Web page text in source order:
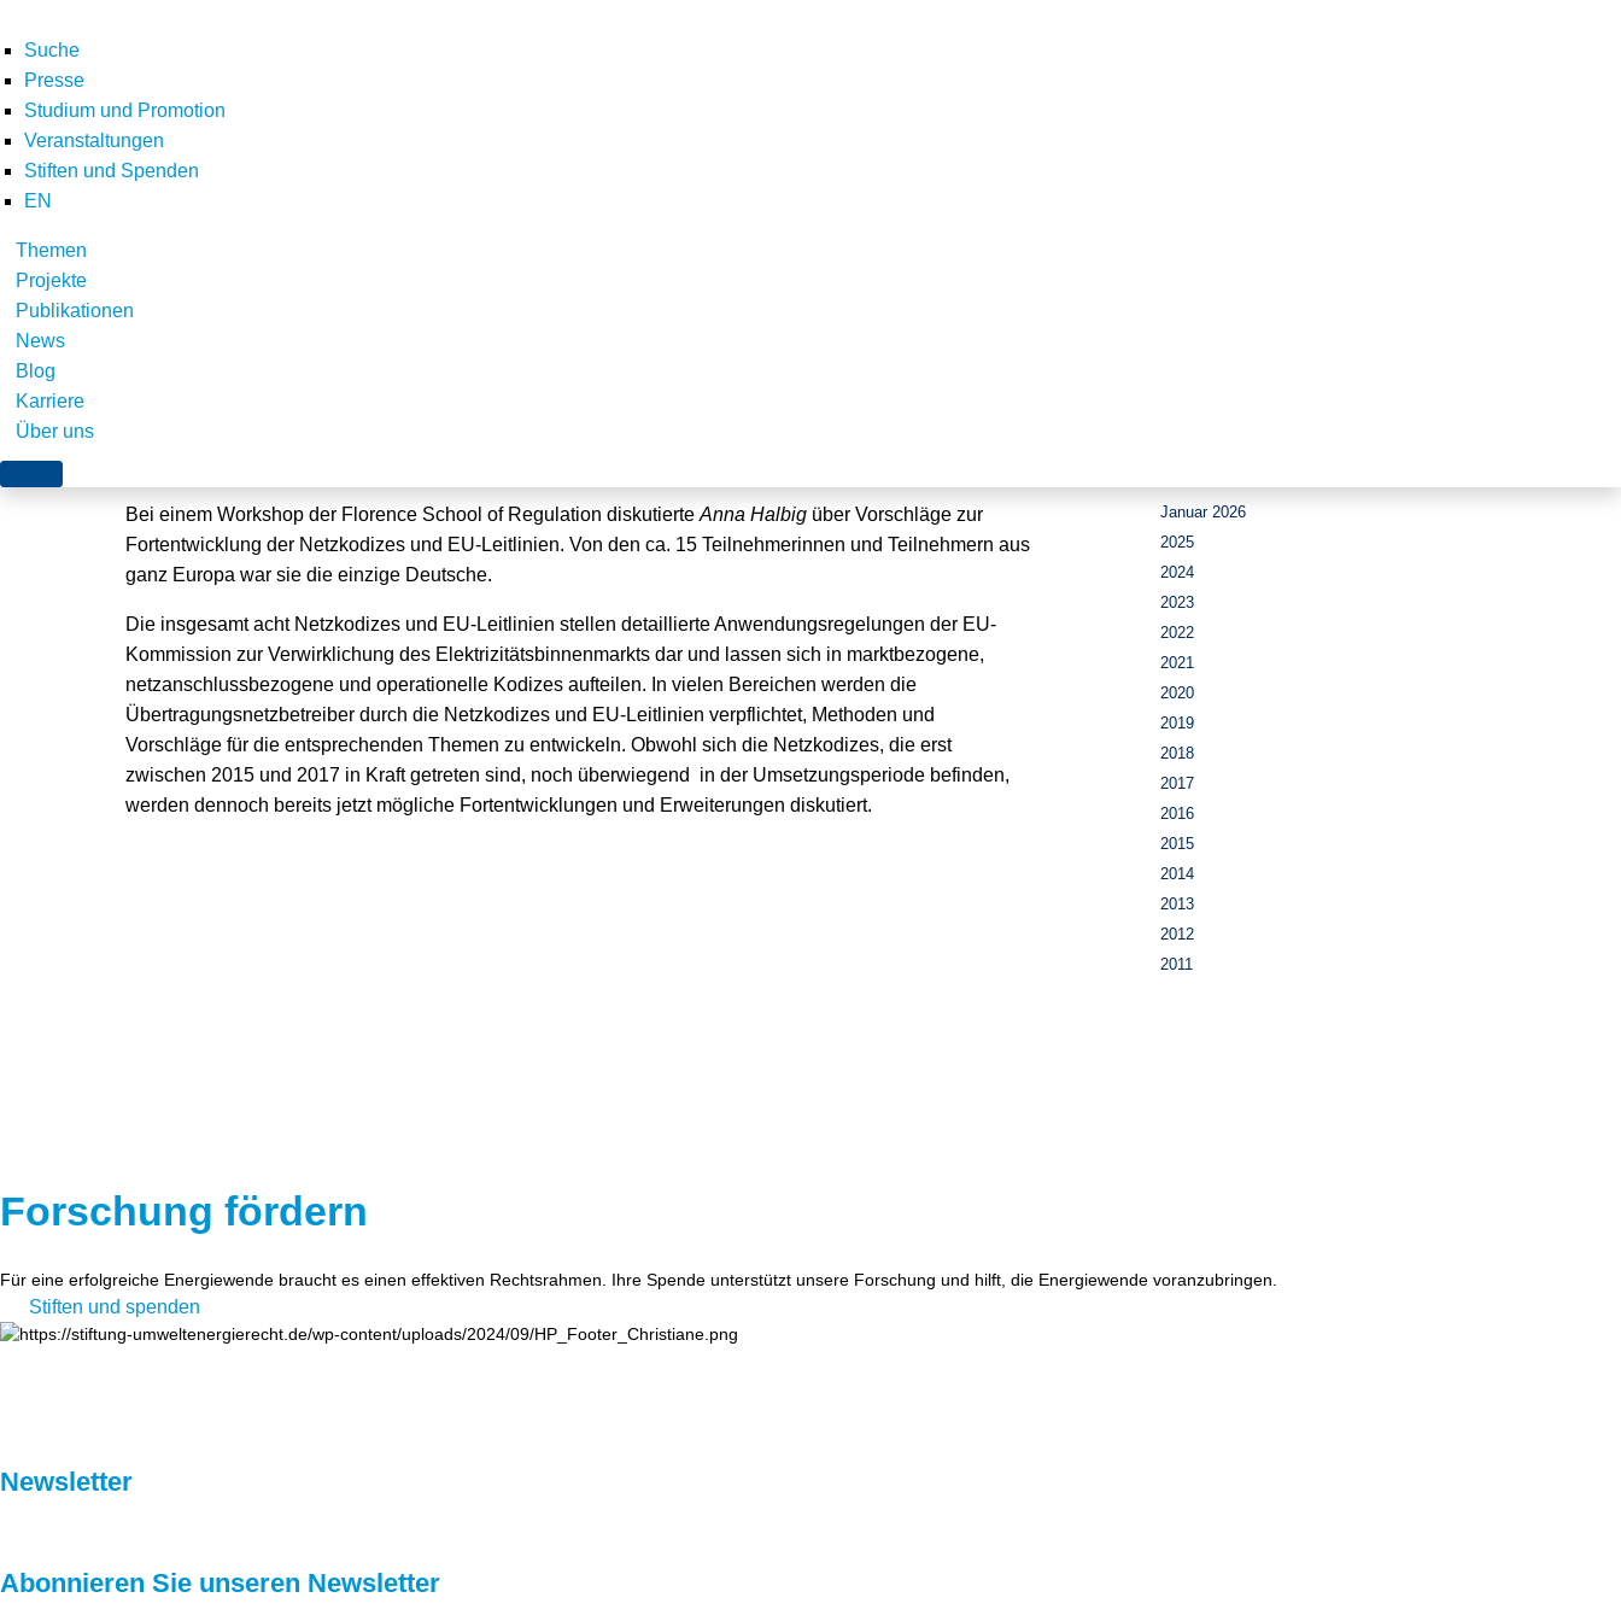
Suche
Presse
Studium und Promotion
Veranstaltungen
Stiften und Spenden
EN
Themen
Projekte
Publikationen
News
Blog
Karriere
Über uns
Netzkodizes
Bei einem Workshop der Florence School of Regulation diskutierte Anna Halbig über Vorschläge zur
Fortentwicklung der Netzkodizes und EU-Leitlinien. Von den ca. 15 Teilnehmerinnen und Teilnehmern aus
ganz Europa war sie die einzige Deutsche.
Die insgesamt acht Netzkodizes und EU-Leitlinien stellen detaillierte Anwendungsregelungen der EU-
Kommission zur Verwirklichung des Elektrizitätsbinnenmarkts dar und lassen sich in marktbezogene,
netzanschlussbezogene und operationelle Kodizes aufteilen. In vielen Bereichen werden die
Übertragungsnetzbetreiber durch die Netzkodizes und EU-Leitlinien verpflichtet, Methoden und
Vorschläge für die entsprechenden Themen zu entwickeln. Obwohl sich die Netzkodizes, die erst
zwischen 2015 und 2017 in Kraft getreten sind, noch überwiegend in der Umsetzungsperiode befinden,
werden dennoch bereits jetzt mögliche Fortentwicklungen und Erweiterungen diskutiert.
Januar 2026
2025
2024
2023
2022
2021
2020
2019
2018
2017
2016
2015
2014
2013
2012
2011
Forschung fördern
Für eine erfolgreiche Energiewende braucht es einen effektiven Rechtsrahmen. Ihre Spende unterstützt unsere Forschung und hilft, die Energiewende voranzubringen.
Stiften und spenden
Newsletter
Abonnieren Sie unseren Newsletter